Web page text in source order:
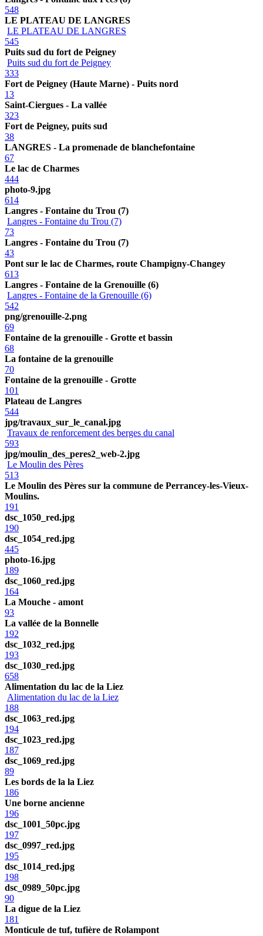
548
LE PLATEAU DE LANGRES
LE PLATEAU DE LANGRES
545
Puits sud du fort de Peigney
Puits sud du fort de Peigney
333
Fort de Peigney (Haute Marne) - Puits nord
13
Saint-Ciergues - La vallée
323
Fort de Peigney, puits sud
38
LANGRES - La promenade de blanchefontaine
67
Le lac de Charmes
444
photo-9.jpg
614
Langres - Fontaine du Trou (7)
Langres - Fontaine du Trou (7)
73
Langres - Fontaine du Trou (7)
43
Pont sur le lac de Charmes, route Champigny-Changey
613
Langres - Fontaine de la Grenouille (6)
Langres - Fontaine de la Grenouille (6)
542
png/grenouille-2.png
69
Fontaine de la grenouille - Grotte et bassin
68
La fontaine de la grenouille
70
Fontaine de la grenouille - Grotte
101
Plateau de Langres
544
jpg/travaux_sur_le_canal.jpg
Travaux de renforcement des berges du canal
593
jpg/moulin_des_peres2_web-2.jpg
Le Moulin des Pères
513
Le Moulin des Pères sur la commune de Perrancey-les-Vieux-
Moulins.
191
dsc_1050_red.jpg
190
dsc_1054_red.jpg
445
photo-16.jpg
189
dsc_1060_red.jpg
164
La Mouche - amont
93
La vallée de la Bonnelle
192
dsc_1032_red.jpg
193
dsc_1030_red.jpg
658
Alimentation du lac de la Liez
Alimentation du lac de la Liez
188
dsc_1063_red.jpg
194
dsc_1023_red.jpg
187
dsc_1069_red.jpg
89
Les bords de la la Liez
186
Une borne ancienne
196
dsc_1001_50pc.jpg
197
dsc_0997_red.jpg
195
dsc_1014_red.jpg
198
dsc_0989_50pc.jpg
90
La digue de la Liez
181
Monticule de tuf, tufière de Rolampont